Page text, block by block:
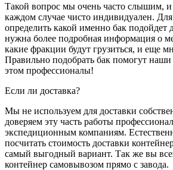
Такой вопрос мы очень часто слышим,
каждом случае чисто индивидуален.
определить какой именно бак подойдет
нужна более подробная информация о
какие фракции будут грузиться, и еще
Правильно подобрать бак помогут
этом профессионалы!
Если ли доставка?
Мы не используем для доставки
доверяем эту часть работы
экспедиционным компаниям.
посчитать стоимость доставки
самый выгодный вариант. Так же вы
контейнер самовывозом прямо с завода.